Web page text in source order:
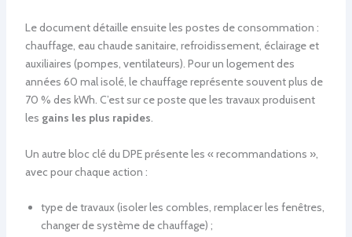
Le document détaille ensuite les postes de consommation :
chauffage, eau chaude sanitaire, refroidissement, éclairage et
auxiliaires (pompes, ventilateurs). Pour un logement des
années 60 mal isolé, le chauffage représente souvent plus de
70 % des kWh. C’est sur ce poste que les travaux produisent
les gains les plus rapides.
Un autre bloc clé du DPE présente les « recommandations »,
avec pour chaque action :
type de travaux (isoler les combles, remplacer les fenêtres,
changer de système de chauffage) ;